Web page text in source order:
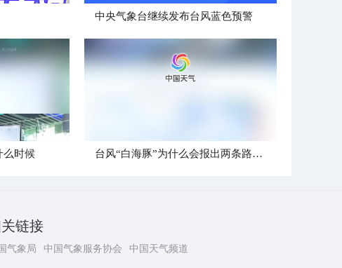
中央气象台继续发布台风蓝色预警
么时候 台风“白海豚”为什么会报出两条路径？
链接
气象局 中国气象服务协会 中国天气频道